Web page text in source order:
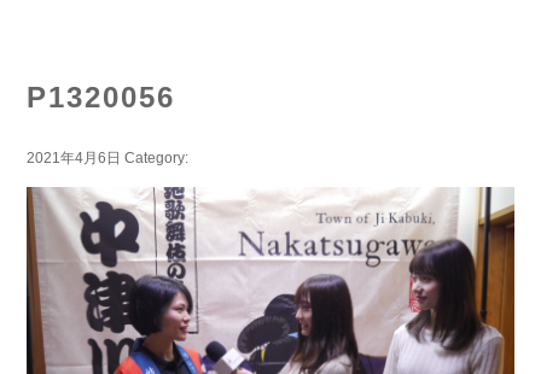
P1320056
2021年4月6日 Category: